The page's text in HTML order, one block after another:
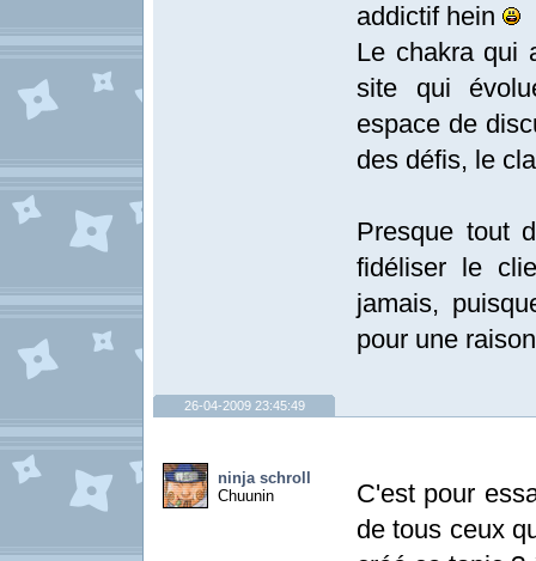
addictif hein
Le chakra qui
site qui
espace de
des défis, le
Presque tout
fidéliser le
jamais,
pour une
26-04-2009 23:45:49
ninja schroll
Chuunin
C'est pour
de tous ceux